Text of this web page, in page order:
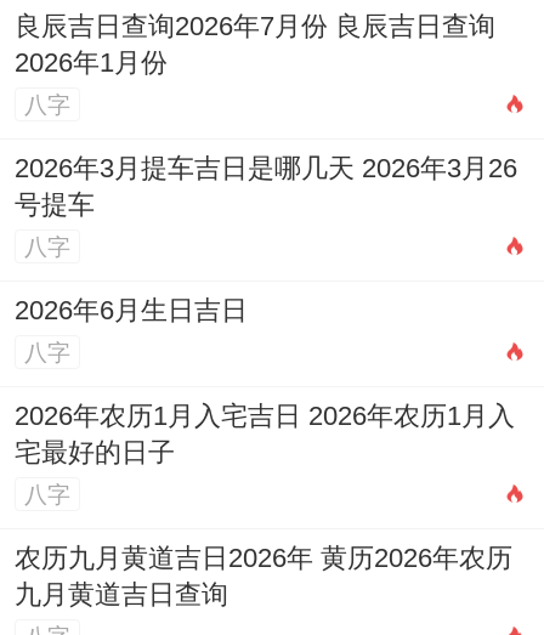
或者月柱冒头，多半早婚；要是日柱或者时
柱才出现，基本晚婚。
食伤旺，都是晚婚的征兆。
（3）男命正财，女命正官当值的流年特别
别容易结婚。
（4）原本命局里婚姻宫被冲撞的时候，要
是碰到流年能化解这个冲撞，多半就能成
婚。
（5）男命八字里财星太旺还带着比劫，要
是碰到食伤当值的流年容易结婚。
良辰吉日查询2026年7月份 良辰吉日查询
2026年1月份
八字
2026年3月提车吉日是哪几天 2026年3月26
号提车
八字
2026年6月生日吉日
八字
2026年农历1月入宅吉日 2026年农历1月入
宅最好的日子
八字
农历九月黄道吉日2026年 黄历2026年农历
九月黄道吉日查询